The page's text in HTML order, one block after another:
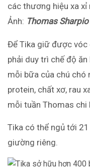
các thương hiệu xa
Ảnh: Thomas
Để Tika giữ được vóc
phải duy trì chế độ
mỗi bữa của chú chó
protein, chất xơ, rau
mỗi tuần Thomas chi
Tika có thể ngủ tới
giường riêng.